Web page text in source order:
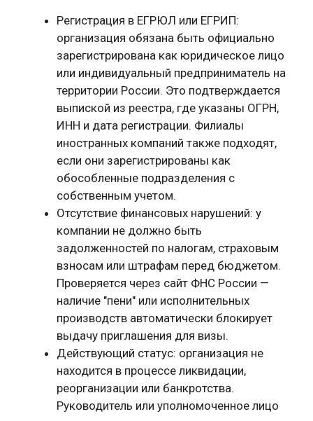
Регистрация в ЕГРЮЛ или ЕГРИП:
организация обязана быть официально
зарегистрирована как юридическое лицо
или индивидуальный предприниматель на
территории России. Это подтверждается
выпиской из реестра, где указаны ОГРН,
ИНН и дата регистрации. Филиалы
иностранных компаний также подходят,
если они зарегистрированы как
обособленные подразделения с
собственным учетом.
Отсутствие финансовых нарушений: у
компании не должно быть
задолженностей по налогам, страховым
взносам или штрафам перед бюджетом.
Проверяется через сайт ФНС России —
наличие "пени" или исполнительных
производств автоматически блокирует
выдачу приглашения для визы.
Действующий статус: организация не
находится в процессе ликвидации,
реорганизации или банкротства.
Руководитель или уполномоченное лицо